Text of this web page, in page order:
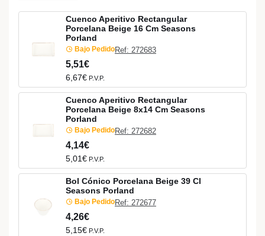
Cuenco Aperitivo Rectangular
Porcelana Beige 16 Cm Seasons
Porland
Bajo PedidoRef: 272683
5,51€
6,67€ P.V.P.
Cuenco Aperitivo Rectangular
Porcelana Beige 8x14 Cm Seasons
Porland
Bajo PedidoRef: 272682
4,14€
5,01€ P.V.P.
Bol Cónico Porcelana Beige 39 Cl
Seasons Porland
Bajo PedidoRef: 272677
4,26€
5,15€ P.V.P.